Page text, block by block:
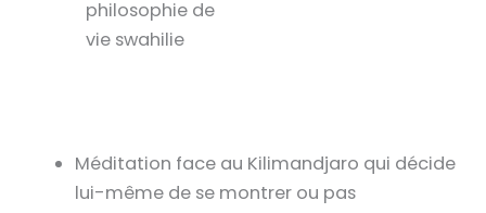
philosophie de
vie swahilie
Méditation face au Kilimandjaro qui décide
lui-même de se montrer ou pas